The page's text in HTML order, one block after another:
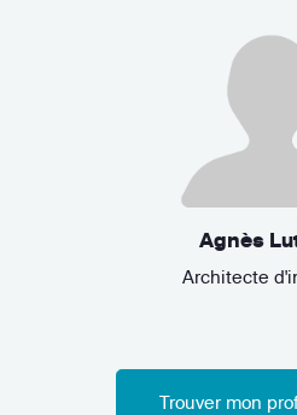
Agnès
Architecte
Trouver mon